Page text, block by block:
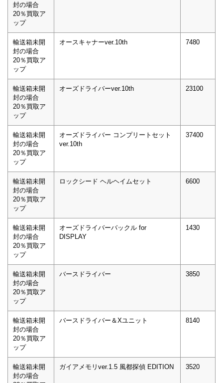
封の場合
20％買取ア
ップ
輸送箱未開
封の場合
20％買取ア
ップ
オースキャナーver.10th 7480
輸送箱未開
封の場合
20％買取ア
ップ
オーズドライバーver.10th 23100
輸送箱未開
封の場合
20％買取ア
ップ
オーズドライバー コンプリートセット
ver.10th
37400
輸送箱未開
封の場合
20％買取ア
ップ
ロックシード ヘルヘイムセット 6600
輸送箱未開
封の場合
20％買取ア
ップ
オーズドライバーバックル for
DISPLAY
1430
輸送箱未開
封の場合
20％買取ア
ップ
バースドライバー 3850
輸送箱未開
封の場合
20％買取ア
ップ
バースドライバー＆Xユニット 8140
輸送箱未開
封の場合
ガイアメモリver.1.5 風都探偵 EDITION 3520